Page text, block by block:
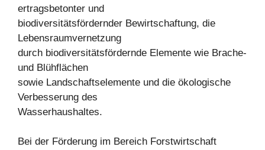
ertragsbetonter und
biodiversitätsfördernder Bewirtschaftung, die
Lebensraumvernetzung
durch biodiversitätsfördernde Elemente wie Brache-
und Blühflächen
sowie Landschaftselemente und die ökologische
Verbesserung des
Wasserhaushaltes.
Bei der Förderung im Bereich Forstwirtschaft